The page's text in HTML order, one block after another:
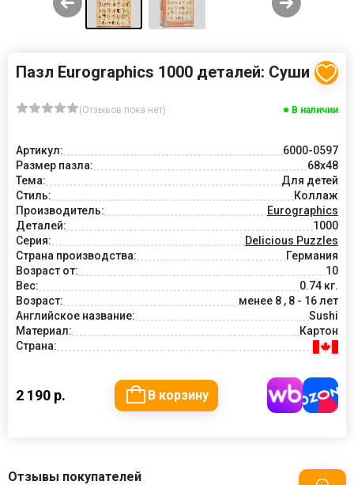
Пазл Eurographics 1000 деталей: Суши
(Отзывов пока нет) В наличии
Артикул:
6000-0597
Размер пазла:
68x48
Тема:
Для детей
Стиль:
Коллаж
Производитель:
Eurographics
Деталей:
1000
Серия:
Delicious Puzzles
Страна производства:
Германия
Возраст от:
10
Вес:
0.74 кг.
Возраст:
менее 8 , 8 - 16 лет
Английское название:
Sushi
Материал:
Картон
Страна:
2 190 р. В корзину
Отзывы покупателей